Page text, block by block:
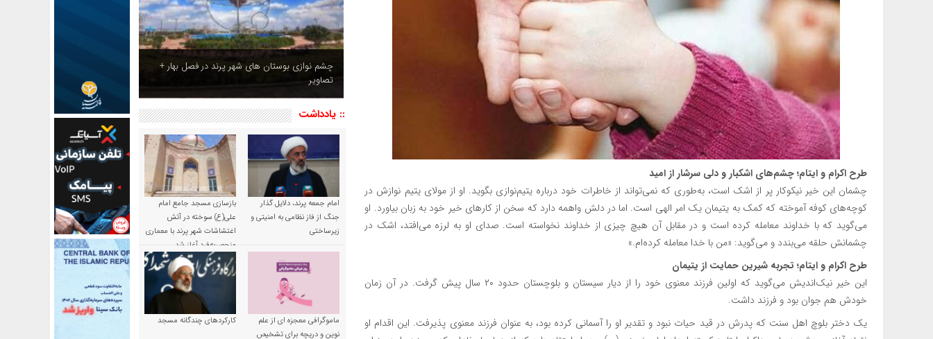
طرح اکرام و ایتام؛ چشم‌های اشکبار و دلی سرشار از امید
چشمان این خیر نیکوکار پر از اشک است، به‌طوری که نمی‌تواند از خاطرات خود درباره یتیم‌نوازی بگوید. او از مولای یتیم نوازش در
کوچه‌های کوفه آموخته که کمک به یتیمان یک امر الهی است. اما در دلش واهمه دارد که سخن از کارهای خیر خود به زبان بیاورد. او
می‌گوید که با خداوند معامله کرده است و در مقابل آن هیچ چیزی از خداوند نخواسته است. صدای او به لرزه می‌افتد، اشک در
چشمانش حلقه می‌بندد و می‌گوید: «من با خدا معامله کرده‌ام.»
طرح اکرام و ایتام؛ تجربه شیرین حمایت از یتیمان
این خیر نیک‌اندیش می‌گوید که اولین فرزند معنوی خود را از دیار سیستان و بلوچستان حدود ۲۰ سال پیش گرفت. در آن زمان
خودش هم جوان بود و فرزند داشت.
یک دختر بلوچ اهل سنت که پدرش در قید حیات نبود و تقدیر او را آسمانی کرده بود، به عنوان فرزند معنوی پذیرفت. این اقدام او
چشم نوازی بوستان های شهر پرند در فصل بهار +
تصاویر
:: یادداشت
امام جمعه پرند، دلایل گذار
جنگ از فاز نظامی به امنیتی و
زیرساختی
بازسازی مسجد جامع امام
علی(ع) سوخته در آتش
اغتشاشات شهر پرند با معماری
منحصربه‌فرد آغاز شد
ماموگرافی معجزه ای از علم
نوین و دریچه برای تشخیص
کارکردهای چندگانه مسجد